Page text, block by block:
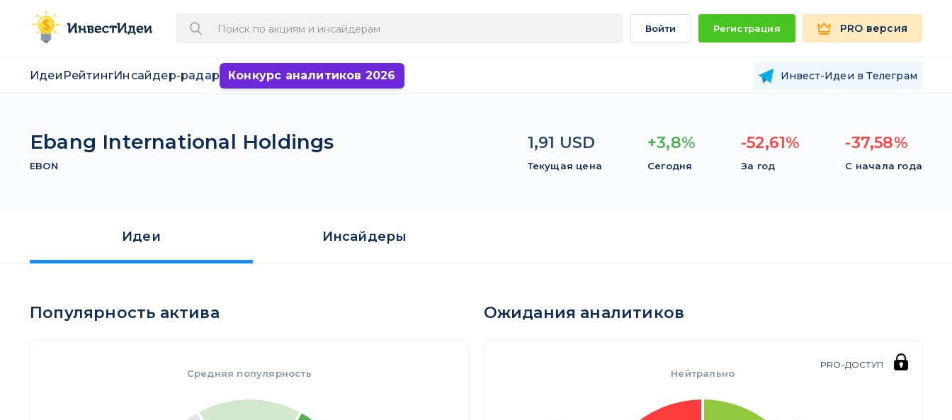
Войти Регистрация PRO версия
Идеи РейтингИнсайдер-радар Конкурс аналитиков 2026 Инвест-Идеи в Телеграм
Ebang International Holdings
EBON
1,91 USD
Текущая цена
+3,8%
Сегодня
-52,61%
За год
-37,58%
С начала года
Идеи Инсайдеры
Популярность актива
Средняя популярность
Ожидания аналитиков
PRO-ДОСТУП
Нейтрально